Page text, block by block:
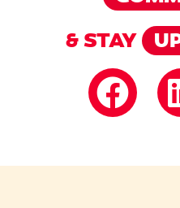
& STAY